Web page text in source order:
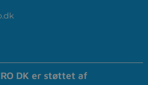
DK er støttet af